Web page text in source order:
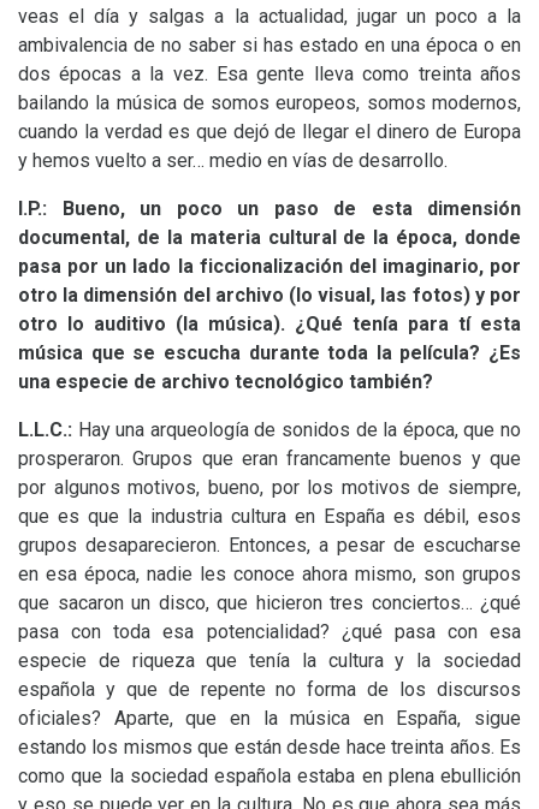
veas el día y salgas a la actualidad, jugar un poco a la
ambivalencia de no saber si has estado en una época o en
dos épocas a la vez. Esa gente lleva como treinta años
bailando la música de somos europeos, somos modernos,
cuando la verdad es que dejó de llegar el dinero de Europa
y hemos vuelto a ser… medio en vías de desarrollo.
I.P.: Bueno, un poco un paso de esta dimensión
documental, de la materia cultural de la época, donde
pasa por un lado la ficcionalización del imaginario, por
otro la dimensión del archivo (lo visual, las fotos) y por
otro lo auditivo (la música). ¿Qué tenía para tí esta
música que se escucha durante toda la película? ¿Es
una especie de archivo tecnológico también?
L.L.C.: Hay una arqueología de sonidos de la época, que no
prosperaron. Grupos que eran francamente buenos y que
por algunos motivos, bueno, por los motivos de siempre,
que es que la industria cultura en España es débil, esos
grupos desaparecieron. Entonces, a pesar de escucharse
en esa época, nadie les conoce ahora mismo, son grupos
que sacaron un disco, que hicieron tres conciertos… ¿qué
pasa con toda esa potencialidad? ¿qué pasa con esa
especie de riqueza que tenía la cultura y la sociedad
española y que de repente no forma de los discursos
oficiales? Aparte, que en la música en España, sigue
estando los mismos que están desde hace treinta años. Es
como que la sociedad española estaba en plena ebullición